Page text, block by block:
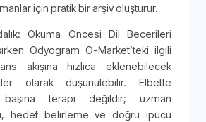
için pratik bir arşiv oluşturur.
Okuma Öncesi Dil Becerileri
Odyogram O-Market’teki ilgili
akışına hızlıca eklenebilecek
olarak düşünülebilir. Elbette
terapi değildir; uzman
hedef belirleme ve doğru ipucu